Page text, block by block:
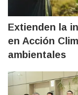
Extienden la
en Acción
ambientales